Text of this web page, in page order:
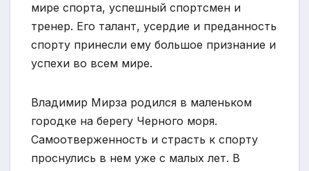
мире спорта, успешный спортсмен и
тренер. Его талант, усердие и преданность
спорту принесли ему большое признание и
успехи во всем мире.
Владимир Мирза родился в маленьком
городке на берегу Черного моря.
Самоотверженность и страсть к спорту
проснулись в нем уже с малых лет. В